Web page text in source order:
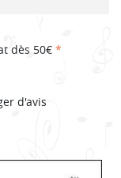
dès 50€ *
d'avis